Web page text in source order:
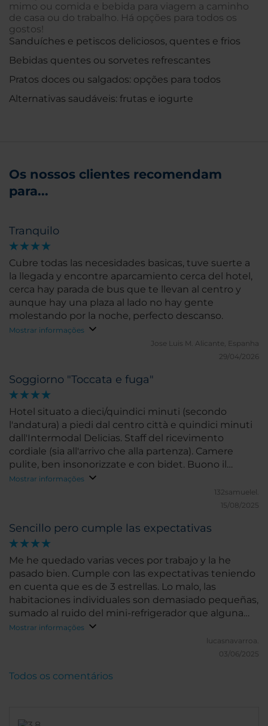
mimo ou comida e bebida para viagem a caminho
de casa ou do trabalho. Há opções para todos os
gostos!
Sanduíches e petiscos deliciosos, quentes e frios
Bebidas quentes ou sorvetes refrescantes
Pratos doces ou salgados: opções para todos
Alternativas saudáveis: frutas e iogurte
Os nossos clientes recomendam
para...
Tranquilo
Cubre todas las necesidades basicas, tuve suerte a
la llegada y encontre aparcamiento cerca del hotel,
cerca hay parada de bus que te llevan al centro y
aunque hay una plaza al lado no hay gente
molestando por la noche, perfecto descanso.
Mostrar informações
Jose Luis M. Alicante, Espanha
29/04/2026
Soggiorno "Toccata e fuga"
Hotel situato a dieci/quindici minuti (secondo
l'andatura) a piedi dal centro città e quindici minuti
dall'Intermodal Delicias. Staff del ricevimento
cordiale (sia all'arrivo che alla partenza). Camere
pulite, ben insonorizzate e con bidet. Buono il
segnale del wi-fi. Non ho usufruito del servizio
Mostrar informações
132samuelel.
15/08/2025
Sencillo pero cumple las expectativas
Me he quedado varias veces por trabajo y la he
pasado bien. Cumple con las expectativas teniendo
en cuenta que es de 3 estrellas. Lo malo, las
habitaciones individuales son demasiado pequeñas,
sumado al ruido del mini-refrigerador que alguna
vez me ha despertado de noche. Pero las
habitaciones dobles están muy bien. En los baños
habría que repasar la limpieza de los conductos de
política de no tener problemas con que traigas
Mostrar informações
lucasnavarroa.
03/06/2025
Todos os comentários